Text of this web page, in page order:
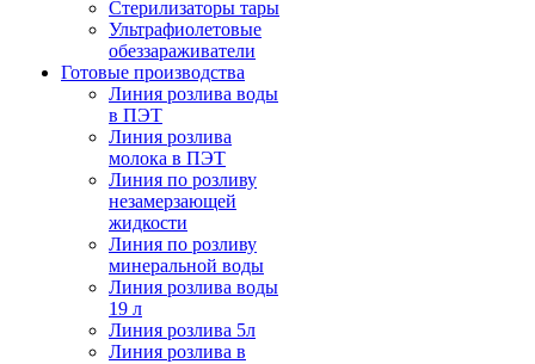
Стерилизаторы тары
Ультрафиолетовые
обеззараживатели
Готовые производства
Линия розлива воды
в ПЭТ
Линия розлива
молока в ПЭТ
Линия по розливу
незамерзающей
жидкости
Линия по розливу
минеральной воды
Линия розлива воды
19 л
Линия розлива 5л
Линия розлива в